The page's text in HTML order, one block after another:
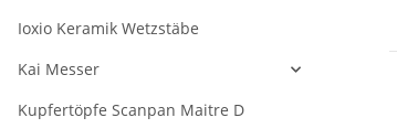
Ioxio Keramik Wetzstäbe
Kai Messer
Kupfertöpfe Scanpan Maitre D